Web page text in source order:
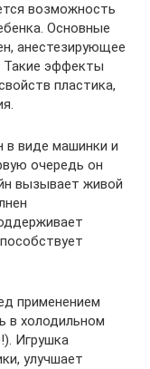
возможность
Основные
анестезирующее
Такие эффекты
пластика,
в виде машинки и
очередь он
вызывает живой
применением
в холодильном
Игрушка
улучшает